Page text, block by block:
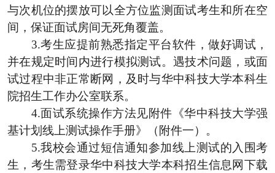
与次机位的摆放可以全方位监测面试考生和所在空
间，保证面试房间无死角覆盖。
3.考生应提前熟悉指定平台软件，做好调试，
并在规定时间内进行模拟测试。遇技术问题，或面
试过程中非正常断网，及时与华中科技大学本科生
院招生工作办公室联系。
4.面试系统操作方法见附件《华中科技大学强
基计划线上测试操作手册》（附件一）。
5.我校会通过短信通知参加线上测试的入围考
生，考生需登录华中科技大学本科招生信息网下载